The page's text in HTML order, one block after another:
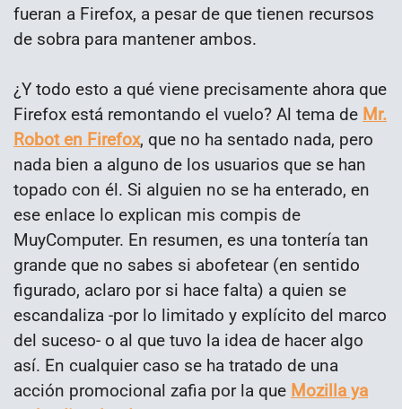
fueran a Firefox, a pesar de que tienen recursos
de sobra para mantener ambos.
¿Y todo esto a qué viene precisamente ahora que
Firefox está remontando el vuelo? Al tema de Mr.
Robot en Firefox, que no ha sentado nada, pero
nada bien a alguno de los usuarios que se han
topado con él. Si alguien no se ha enterado, en
ese enlace lo explican mis compis de
MuyComputer. En resumen, es una tontería tan
grande que no sabes si abofetear (en sentido
figurado, aclaro por si hace falta) a quien se
escandaliza -por lo limitado y explícito del marco
del suceso- o al que tuvo la idea de hacer algo
así. En cualquier caso se ha tratado de una
acción promocional zafia por la que Mozilla ya